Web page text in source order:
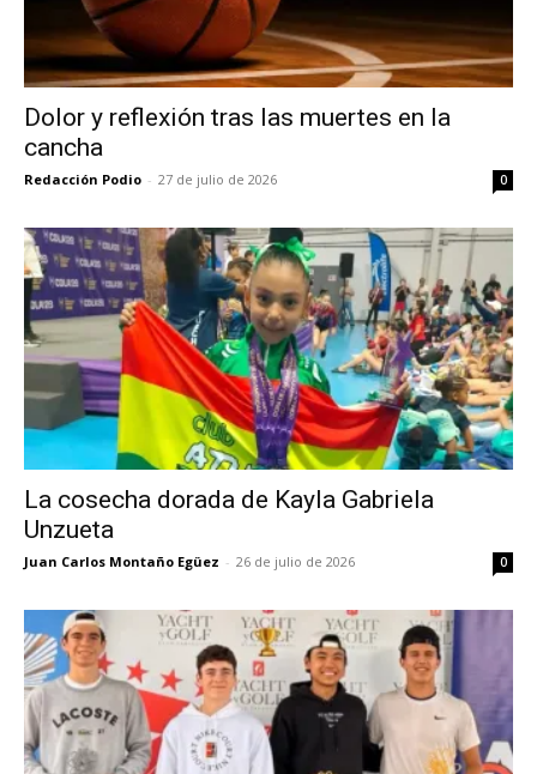
Dolor y reflexión tras las muertes en la
cancha
Redacción Podio - 27 de julio de 2026 0
La cosecha dorada de Kayla Gabriela
Unzueta
Juan Carlos Montaño Egüez - 26 de julio de 2026 0